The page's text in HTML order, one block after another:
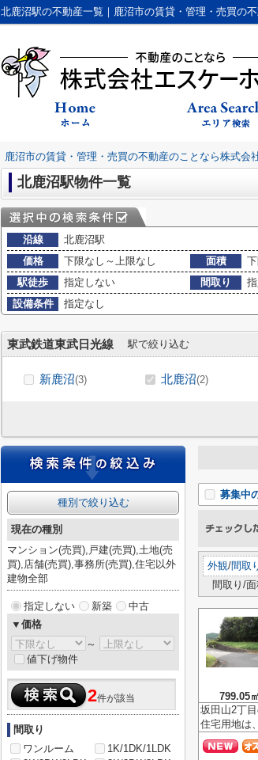
北鹿沼駅の不動産一覧｜鹿沼市の賃貸・管理・売買の
鹿沼市の賃貸・管理・売買の不動産のことなら株式会
北鹿沼駅物件一覧
沿線
北鹿沼駅
価格
下限なし～上限なし 面積
駅徒歩
指定しない 間取り
設備条件
指定なし
東武鉄道東武日光線 駅で絞り込む
新鹿沼(3) 北鹿沼(2)
募集中
外観/間取
間取り/
799.05
坂田山2丁
住宅用地は
種別で絞り込む
現在の種別
マンション(売買),戸建(売買),土地(売
買),店舗(売買),事務所(売買),住宅以外
建物全部
指定しない 新築
中古
▼価格
～
値下げ物件
2件が該当
間取り
ワンルーム
1K/1DK/1LDK